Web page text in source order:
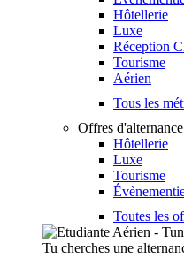
Hôtellerie
Luxe
Réception
Tourisme
Aérien
Tous les
Offres d'alternance
Hôtellerie
Luxe
Tourisme
Toutes les
Tu cherches une